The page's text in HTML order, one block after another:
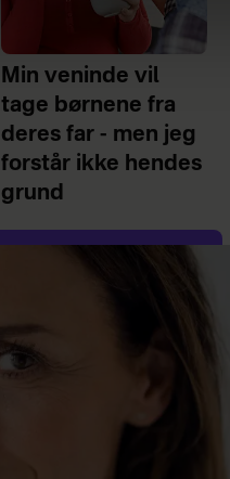
Min veninde vil
tage børnene fra
deres far - men jeg
forstår ikke hendes
grund